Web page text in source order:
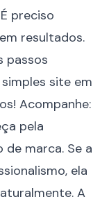
preciso
resultados.
passos
site em
Acompanhe:
pela
de marca. Se a
ela
A